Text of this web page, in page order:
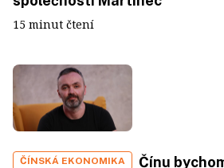
15 minut čtení
ČÍNSKÁ EKONOMIKA
Čínu